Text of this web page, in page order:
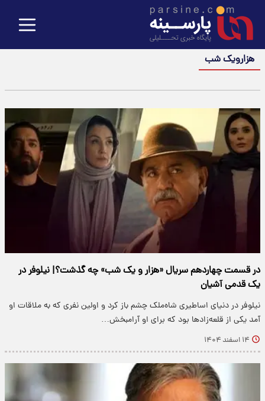
هزارویک شب
در قسمت چهاردهم سریال «هزار و یک شب» چه گذشت؟| نیلوفر در
یک قدمی آشیان
نیلوفر در دنیای اساطیری شاه‌ملک چشم باز کرد و اولین نفری که به ملاقات او
آمد یکی از قلعه‌زادها بود که برای او آرامبخش…
۱۴ اسفند ۱۴۰۴